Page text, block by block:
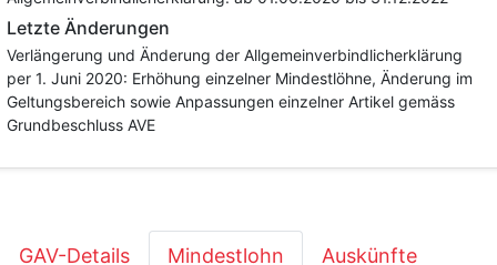
Letzte Änderungen
Verlängerung und Änderung der Allgemeinverbindlicherklärung
per 1. Juni 2020: Erhöhung einzelner Mindestlöhne, Änderung im
Geltungsbereich sowie Anpassungen einzelner Artikel gemäss
Grundbeschluss AVE
GAV-Details Mindestlohn Auskünfte